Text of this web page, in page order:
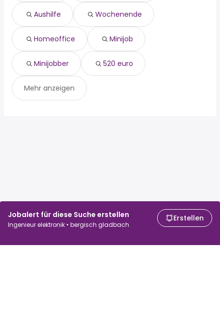
Jobalert für diese Suche erstellen
Ingenieur elektronik • bergisch gladbach
Erstellen
Brühl
minijobber
Aushilfe Wochenende
Homeoffice Minijob
Minijobber 520 euro
Mehr anzeigen